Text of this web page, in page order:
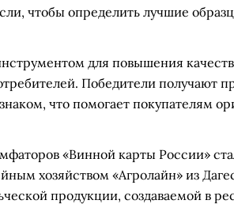
чтобы определить лучшие
для повышения
Победители получают
что помогает покупателям
«Винной карты России»
хозяйством «Агролайн» из
продукции, создаваемой в